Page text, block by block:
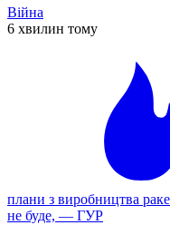
Війна
6 хвилин тому
плани з виробництва
не буде, — ГУР